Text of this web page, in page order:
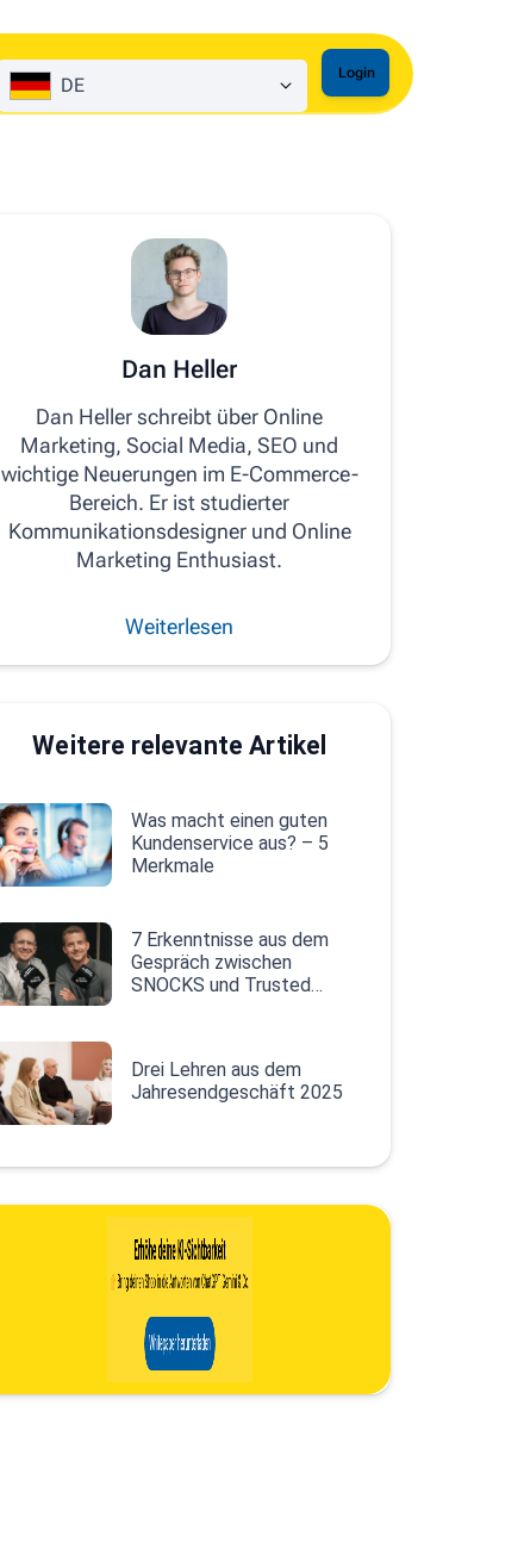
DE
Login
Dan Heller
Dan Heller schreibt über Online
Marketing, Social Media, SEO und
wichtige Neuerungen im E-Commerce-
Bereich. Er ist studierter
Kommunikationsdesigner und Online
Marketing Enthusiast.
Weiterlesen
Weitere relevante Artikel
Was macht einen guten
Kundenservice aus? – 5
Merkmale
7 Erkenntnisse aus dem
Gespräch zwischen
SNOCKS und Trusted
Drei Lehren aus dem
Jahresendgeschäft 2025